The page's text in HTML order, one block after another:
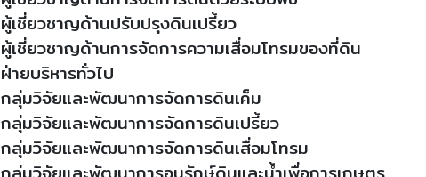
ผู้เชี่ยวชาญด้านปรับปรุงดินเปรี้ยว
ผู้เชี่ยวชาญด้านการจัดการความเสื่อมโทรมของที่ดิน
ฝ่ายบริหารทั่วไป
กลุ่มวิจัยและพัฒนาการจัดการดินเค็ม
กลุ่มวิจัยและพัฒนาการจัดการดินเปรี้ยว
กลุ่มวิจัยและพัฒนาการจัดการดินเสื่อมโทรม